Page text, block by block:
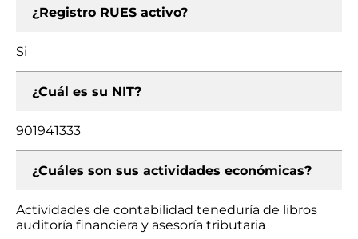
¿Registro RUES activo?
Si
¿Cuál es su NIT?
901941333
¿Cuáles son sus actividades económicas?
Actividades de contabilidad teneduría de libros
auditoría financiera y asesoría tributaria